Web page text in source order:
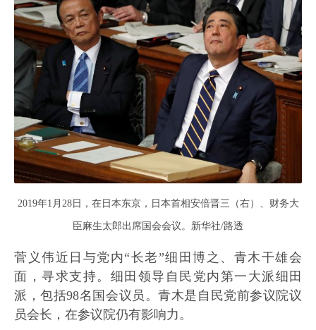
2019年1月28日，在日本东京，日本首相安倍晋三（右）、财务大
臣麻生太郎出席国会会议。新华社/路透
菅义伟近日与党内“长老”细田博之、青木干雄会
面，寻求支持。细田领导自民党内第一大派细田
派，包括98名国会议员。青木是自民党前参议院议
员会长，在参议院仍有影响力。